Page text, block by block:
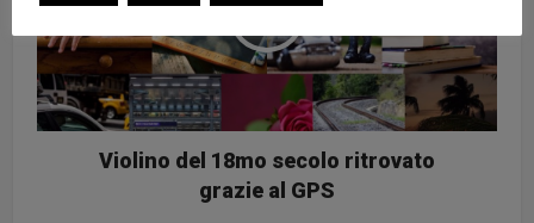
Violino del 18mo secolo ritrovato
grazie al GPS